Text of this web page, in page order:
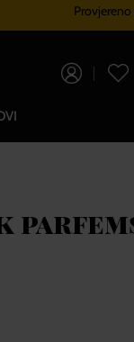
Sustav vjernosti